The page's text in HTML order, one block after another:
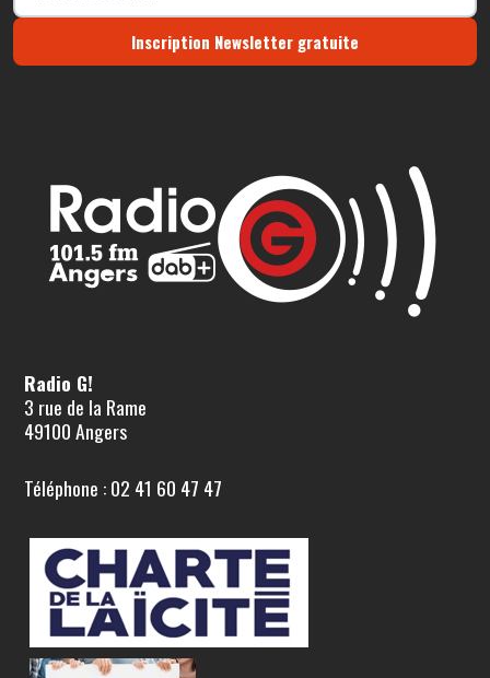
Inscription Newsletter gratuite
Radio G!
3 rue de la Rame
49100 Angers
Téléphone : 02 41 60 47 47